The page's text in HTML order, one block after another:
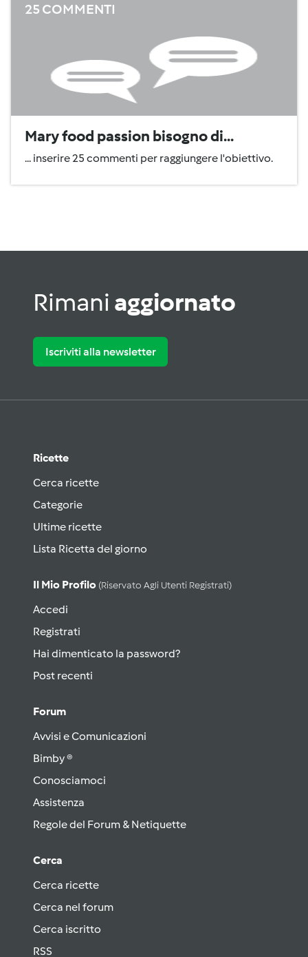
25 COMMENTI
Mary food passion bisogno di...
... inserire 25 commenti per raggiungere l'obiettivo.
Rimani aggiornato
Iscriviti alla newsletter
Ricette
Cerca ricette
Categorie
Ultime ricette
Lista Ricetta del giorno
Il Mio Profilo (riservato Agli Utenti Registrati)
Accedi
Registrati
Hai dimenticato la password?
Post recenti
Forum
Avvisi e Comunicazioni
Bimby ®
Conosciamoci
Assistenza
Regole del Forum & Netiquette
Cerca
Cerca ricette
Cerca nel forum
Cerca iscritto
RSS